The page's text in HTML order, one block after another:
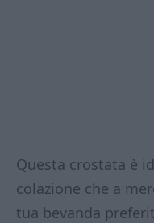
Questa crostata è
colazione che a
tua bevanda